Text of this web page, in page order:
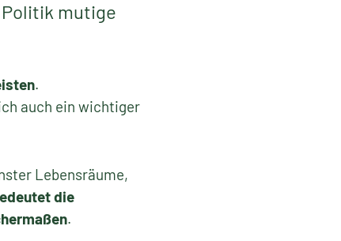
mutige
.
auch ein wichtiger
Lebensräume,
die
.